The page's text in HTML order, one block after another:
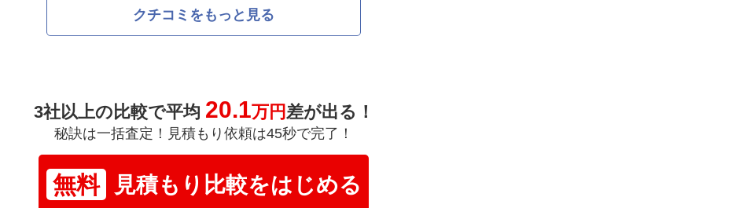
クチコミをもっと見る
3社以上の比較で平均 20.1万円差が出る！
秘訣は一括査定！見積もり依頼は45秒で完了！
無料 見積もり比較をはじめる